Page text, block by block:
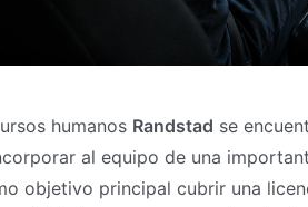
humanos Randstad se
al equipo de una
objetivo principal cubrir una